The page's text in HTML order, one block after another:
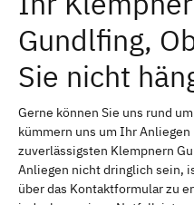
Gundlfing,
Sie nicht
Gerne können Sie uns rund
kümmern uns um Ihr
zuverlässigsten Klempnern
Anliegen nicht dringlich sein,
über das Kontaktformular zu